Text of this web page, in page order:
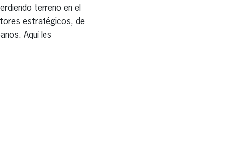
terreno en el
estratégicos, de
Aquí les